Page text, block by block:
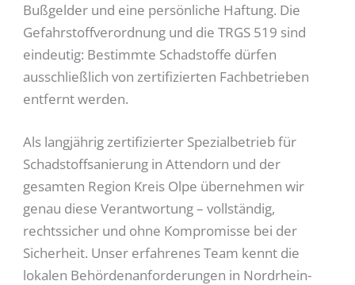
Bußgelder und eine persönliche Haftung. Die
Gefahrstoffverordnung und die TRGS 519 sind
eindeutig: Bestimmte Schadstoffe dürfen
ausschließlich von zertifizierten Fachbetrieben
entfernt werden.
Als langjährig zertifizierter Spezialbetrieb für
Schadstoffsanierung in Attendorn und der
gesamten Region Kreis Olpe übernehmen wir
genau diese Verantwortung – vollständig,
rechtssicher und ohne Kompromisse bei der
Sicherheit. Unser erfahrenes Team kennt die
lokalen Behördenanforderungen in Nordrhein-